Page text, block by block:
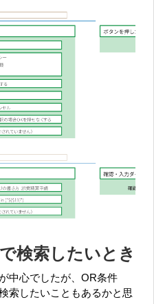
検索したいとき
中心でしたが、OR条件
索したいこともあるかと思